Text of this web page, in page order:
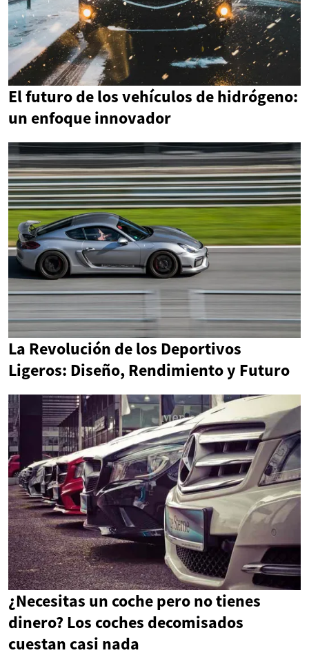
El futuro de los vehículos de hidrógeno:
un enfoque innovador
La Revolución de los Deportivos
Ligeros: Diseño, Rendimiento y Futuro
¿Necesitas un coche pero no tienes
dinero? Los coches decomisados
cuestan casi nada